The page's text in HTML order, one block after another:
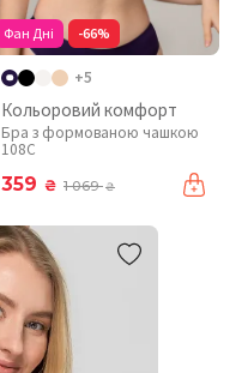
Фан Дні -66%
+5
Кольоровий комфорт
Бра з формованою чашкою
108C
359 ₴ 1 069₴